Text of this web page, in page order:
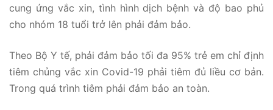
cung ứng vắc xin, tình hình dịch bệnh và độ bao phủ
cho nhóm 18 tuổi trở lên phải đảm bảo.
Theo Bộ Y tế, phải đảm bảo tối đa 95% trẻ em chỉ định
tiêm chủng vắc xin Covid-19 phải tiêm đủ liều cơ bản.
Trong quá trình tiêm phải đảm bảo an toàn.